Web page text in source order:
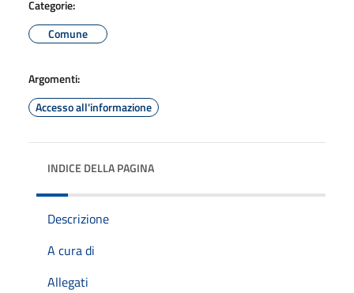
Categorie:
Comune
Argomenti:
Accesso all'informazione
INDICE DELLA PAGINA
Descrizione
A cura di
Allegati